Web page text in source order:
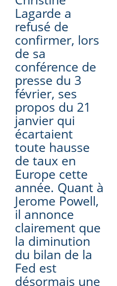
Lagarde a
refusé de
confirmer, lors
de sa
conférence de
presse du 3
février, ses
propos du 21
janvier qui
écartaient
toute hausse
de taux en
Europe cette
année. Quant à
Jerome Powell,
il annonce
clairement que
la diminution
du bilan de la
Fed est
désormais une